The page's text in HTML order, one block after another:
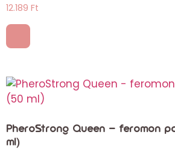
12.189 Ft
PheroStrong Queen – feromon
ml)